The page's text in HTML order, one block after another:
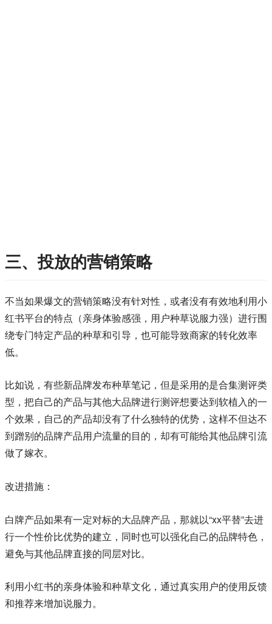
三、投放的营销策略
不当如果爆文的营销策略没有针对性，或者没有有效地利用小
红书平台的特点（亲身体验感强，用户种草说服力强）进行围
绕专门特定产品的种草和引导，也可能导致商家的转化效率
低。
比如说，有些新品牌发布种草笔记，但是采用的是合集测评类
型，把自己的产品与其他大品牌进行测评想要达到软植入的一
个效果，自己的产品却没有了什么独特的优势，这样不但达不
到蹭别的品牌产品用户流量的目的，却有可能给其他品牌引流
做了嫁衣。
改进措施：
白牌产品如果有一定对标的大品牌产品，那就以“xx平替”去进
行一个性价比优势的建立，同时也可以强化自己的品牌特色，
避免与其他品牌直接的同层对比。
利用小红书的亲身体验和种草文化，通过真实用户的使用反馈
和推荐来增加说服力。